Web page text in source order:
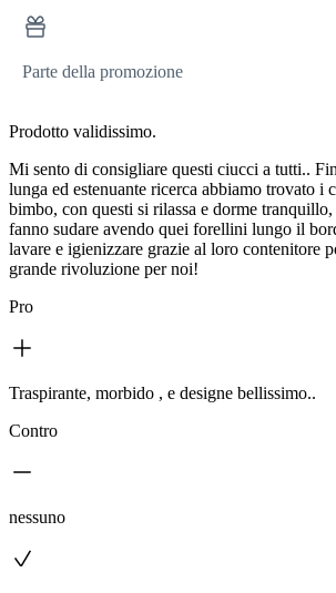
Parte della promozione
Prodotto validissimo.
Mi sento di consigliare questi ciucci a tutti..
lunga ed estenuante ricerca abbiamo trovato i
bimbo, con questi si rilassa e dorme
fanno sudare avendo quei forellini lungo il
lavare e igienizzare grazie al loro contenitore
grande rivoluzione per noi!
Pro
Traspirante, morbido , e designe bellissimo..
Contro
nessuno